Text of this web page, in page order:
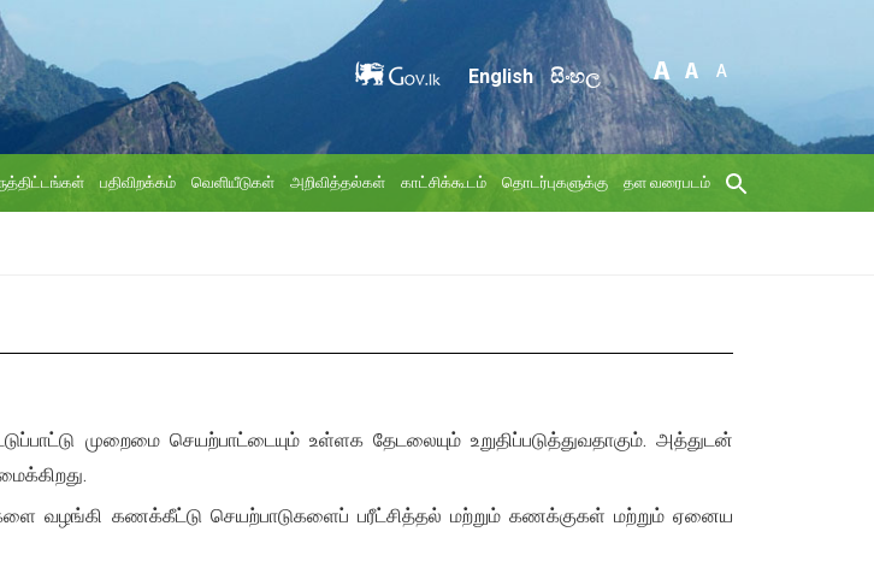
English සිංහල
பதிவிறக்கம் வெளியீடுகள் அறிவித்தல்கள் காட்சிக்கூடம் தொடர்புகளுக்கு தள வரைபடம்
முறைமை செயற்பாட்டையும் உள்ளக தேடலையும் உறுதிப்படுத்துவதாகும். அத்துடன்
வழங்கி கணக்கீட்டு செயற்பாடுகளைப் பரீட்சித்தல் மற்றும் கணக்குகள் மற்றும் ஏனைய